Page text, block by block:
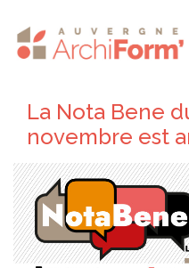
contenu
You
are
here
La Nota Bene
novembre est